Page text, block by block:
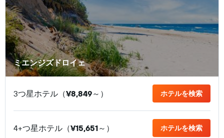
ミエンジズドロイェ
3つ星ホテル（¥8,849​～） ホテルを検索
4+つ星ホテル（¥15,651​～） ホテルを検索